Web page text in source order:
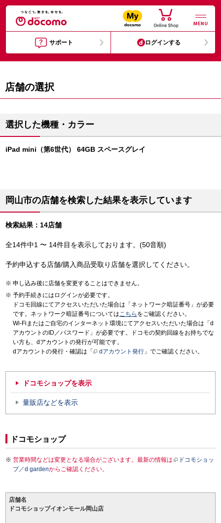
MENU
サポート ログインする
店舗の選択
選択した機種・カラー
iPad mini（第6世代） 64GB スペースグレイ
岡山市の店舗を検索した結果を表示しています
検索結果：14店舗
全14件中1 〜 14件目を表示しております。(50音順)
予約申込する店舗/購入商品受取り店舗を選択してください。
申し込み後に店舗を変更することはできません。
予約手続きにはログインが必要です。
ドコモ回線にてアクセスいただいた場合は「ネットワーク暗証番号」が必要
です。ネットワーク暗証番号についてはこちら をご確認ください。
Wi-Fiまたはご自宅のインターネット環境にてアクセスいただいた場合は「d
アカウントのID／パスワード」が必要です。ドコモの契約回線をお持ちでな
い方も、dアカウントの発行が可能です。
dアカウントの発行・確認は「
dアカウント発行 」でご確認ください。
ドコモショップを表示
量販店などを表示
ドコモショップ
営業時間などは変更となる場合がございます。最新の情報は
ドコモショッ
プ／d gardenからご確認ください。
店舗名
ドコモショップイオンモール岡山店